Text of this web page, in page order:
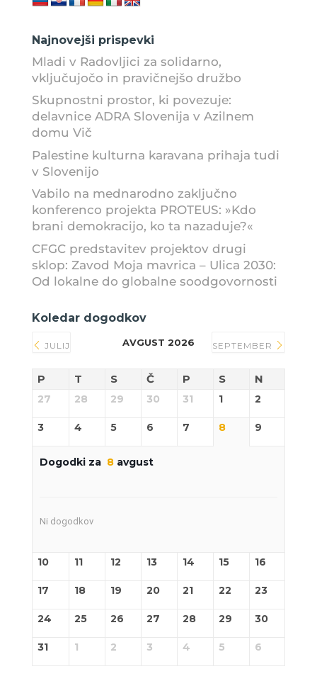
Najnovejši prispevki
Mladi v Radovljici za solidarno,
vključujočo in pravičnejšo družbo
Skupnostni prostor, ki povezuje:
delavnice ADRA Slovenija v Azilnem
domu Vič
Palestine kulturna karavana prihaja tudi
v Slovenijo
Vabilo na mednarodno zaključno
konferenco projekta PROTEUS: »Kdo
brani demokracijo, ko ta nazaduje?«
CFGC predstavitev projektov drugi
sklop: Zavod Moja mavrica – Ulica 2030:
Od lokalne do globalne soodgovornosti
Koledar dogodkov
JULIJ AVGUST 2026 SEPTEMBER
P T S Č P S N
27 28 29 30 31 1 2
3 4 5 6 7 8 9
Dogodki za 8avgust
Ni dogodkov
10 11 12 13 14 15 16
17 18 19 20 21 22 23
24 25 26 27 28 29 30
31 1 2 3 4 5 6